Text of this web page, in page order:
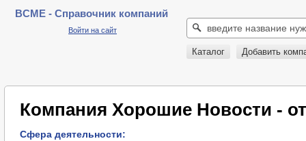
BCME - Справочник компаний
Войти на сайт
Каталог Добавить
Компания Хорошие Новости -
Сфера деятельности: